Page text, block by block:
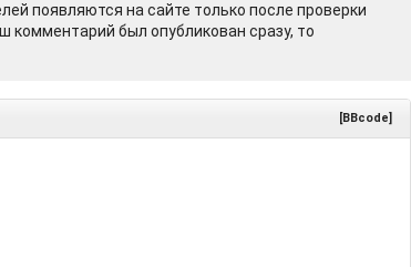
появляются на сайте только после проверки
был опубликован сразу, то
[BBcode]